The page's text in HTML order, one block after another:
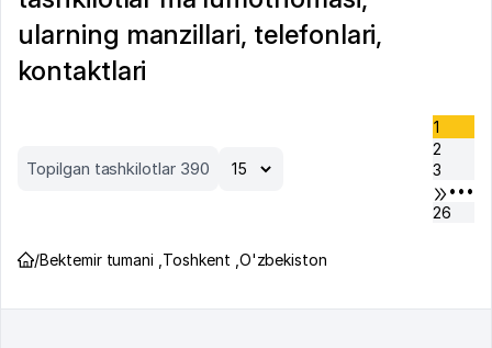
ularning manzillari, telefonlari,
kontaktlari
Topilgan tashkilotlar 390
1
2
3
•••
26
/Bektemir tumani Toshkent O'zbekiston